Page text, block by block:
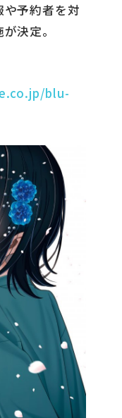
や予約者を対
決定。
blu-